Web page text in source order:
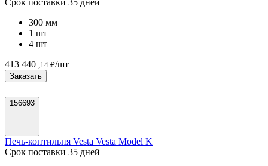
300 мм
1 шт
4 шт
413 440 ,14 ₽/шт
Заказать
156693
Печь-коптильня Vesta Vesta Model K
Срок поставки 35 дней